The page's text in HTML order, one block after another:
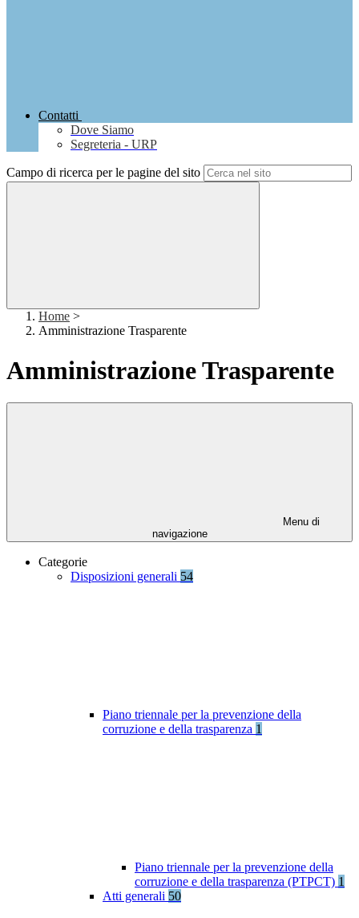
Contatti
Dove Siamo
Segreteria - URP
Campo di ricerca per le pagine del sito
Home >
Amministrazione Trasparente
Amministrazione Trasparente
Menu di
navigazione
Categorie
Disposizioni generali 54
Piano triennale per la prevenzione della
corruzione e della trasparenza 1
Piano triennale per la prevenzione della
corruzione e della trasparenza (PTPCT) 1
Atti generali 50